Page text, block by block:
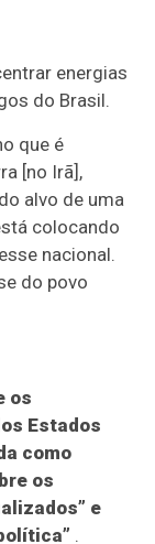
energias
do Brasil.
que é
[no Irã],
alvo de uma
colocando
nacional.
do povo
os
Estados
como
os
e
.